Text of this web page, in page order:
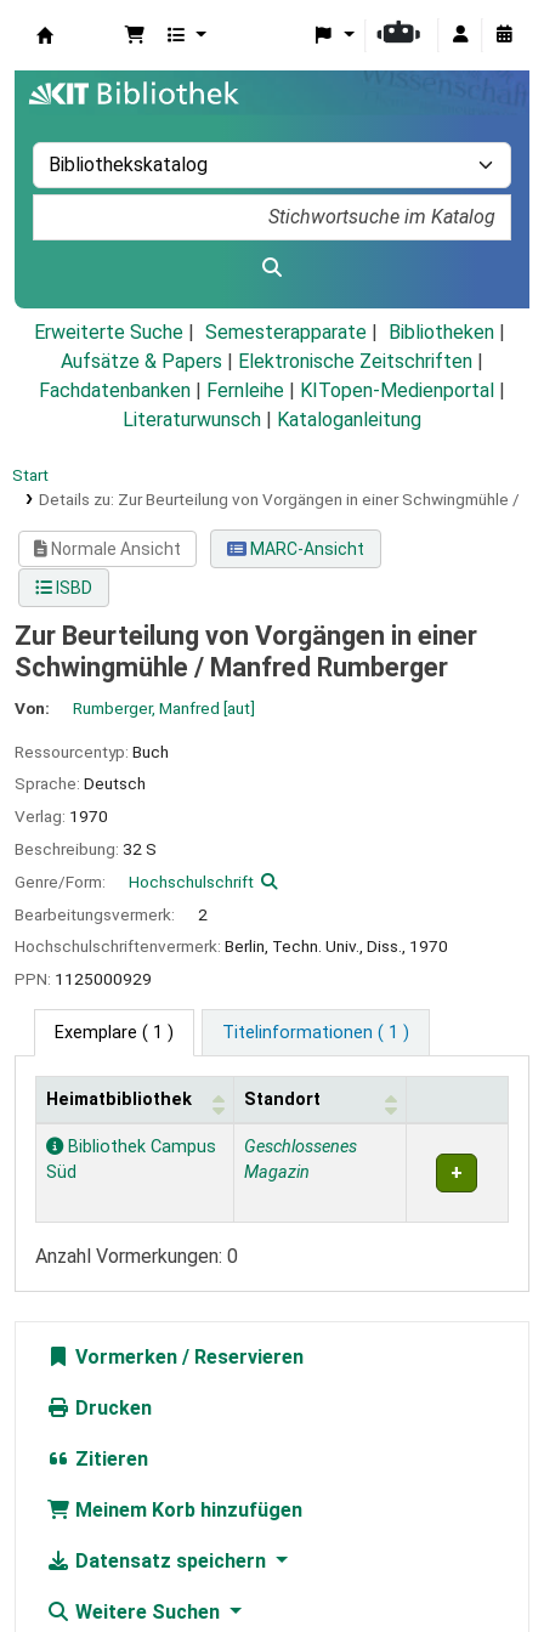
Erweiterte Suche Semesterapparate
Bibliotheken
Aufsätze & Papers
Elektronische Zeitschriften
Fachdatenbanken
Fernleihe KITopen-Medienportal
Literaturwunsch
Kataloganleitung
Start
Details zu: Zur Beurteilung von Vorgängen in einer Schwingmühle /
Normale Ansicht
MARC-Ansicht
ISBD
Zur Beurteilung von Vorgängen in einer
Schwingmühle / Manfred Rumberger
Von: Rumberger, Manfred [aut]
Ressourcentyp: Buch
Sprache: Deutsch
Verlag: 1970
Beschreibung: 32 S
Genre/Form:
Hochschulschrift
Bearbeitungsvermerk:
2
Hochschulschriftenvermerk: Berlin, Techn. Univ., Diss., 1970
PPN: 1125000929
Exemplare ( 1 ) Titelinformationen ( 1 )
Exemplare
Heimatbibliothek Standort
Bibliothek Campus
Süd
Geschlossenes
Magazin
Anzahl Vormerkungen: 0
Vormerken
Drucken
Zitieren
Meinem Korb hinzufügen
Datensatz speichern
Weitere Suchen